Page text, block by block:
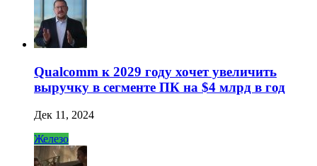
Qualcomm к 2029 году хочет увеличить
выручку в сегменте ПК на $4 млрд в год
Дек 11, 2024
Железо